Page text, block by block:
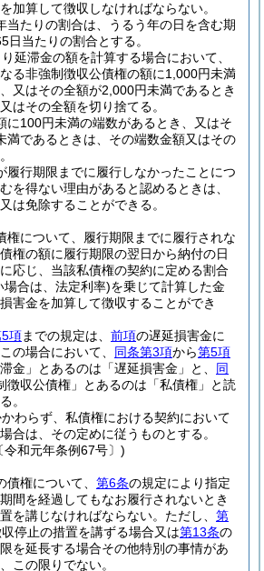
加算して徴収しなければならない。
当たりの割合は、うるう年の日を含む期
日当たりの割合とする。
延滞金の額を計算する場合において、
る非強制徴収公債権の額に1,000円未満
又はその全額が2,000円未満であるとき
はその全額を切り捨てる。
に100円未満の端数があるとき、又はそ
満であるときは、その端数金額又はその
履行期限までに履行しなかったことにつ
を得ない理由があると認めるときは、
は免除することができる。
権について、履行期限までに履行されな
権の額に履行期限の翌日から納付の日
応じ、当該私債権の契約に定める割合
合は、法定利率)を乗じて計算した金
害金を加算して徴収することができ
項までの規定は、 前項の遅延損害金に
この場合において、 同条第3項から第5項
金」とあるのは「遅延損害金」と、 同
徴収公債権」とあるのは「私債権」と読
。
わらず、私債権における契約において
合は、その定めに従うものとする。
令和元年条例67号〕)
債権について、 第6条の規定により指定
間を経過してもなお履行されないとき
を講じなければならない。 ただし、 第
停止の措置を講ずる場合又は第13条の
を延長する場合その他特別の事情があ
この限りでない。